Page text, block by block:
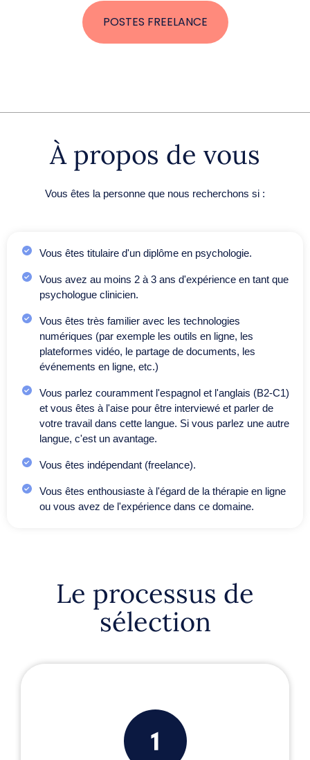
POSTES FREELANCE
À propos de vous
Vous êtes la personne que nous recherchons si :
Vous êtes titulaire d'un diplôme en psychologie.
Vous avez au moins 2 à 3 ans d'expérience en tant que
psychologue clinicien.
Vous êtes très familier avec les technologies
numériques (par exemple les outils en ligne, les
plateformes vidéo, le partage de documents, les
événements en ligne, etc.)
Vous parlez couramment l'espagnol et l'anglais (B2-C1)
et vous êtes à l'aise pour être interviewé et parler de
votre travail dans cette langue. Si vous parlez une autre
langue, c'est un avantage.
Vous êtes indépendant (freelance).
Vous êtes enthousiaste à l'égard de la thérapie en ligne
ou vous avez de l'expérience dans ce domaine.
Le processus de
sélection
POSTES FREELANCE